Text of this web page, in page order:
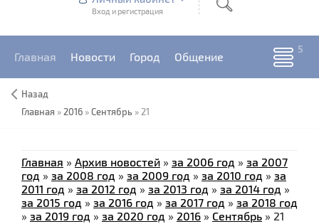
Вход и регистрация
Главная Новости Город Общение
Назад
Главная » 2016 »Сентябрь » 21
Главная » Архив новостей » за 2006 год » за 2007
год » за 2008 год » за 2009 год » за 2010 год » за
2011 год » за 2012 год » за 2013 год » за 2014 год »
за 2015 год » за 2016 год » за 2017 год » за 2018 год
» за 2019 год » за 2020 год » 2016 » Сентябрь » 21